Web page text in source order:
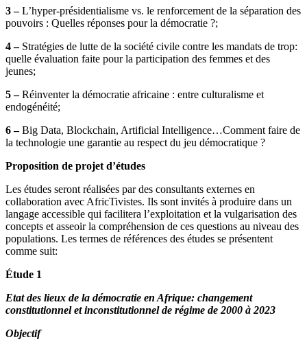
3 –L’hyper-présidentialisme vs. le renforcement de la séparation des
pouvoirs : Quelles réponses pour la démocratie ?;
4 –Stratégies de lutte de la société civile contre les mandats de trop:
quelle évaluation faite pour la participation des femmes et des
jeunes;
5 –Réinventer la démocratie africaine : entre culturalisme et
endogénéité;
6 –Big Data, Blockchain, Artificial Intelligence…Comment faire de
la technologie une garantie au respect du jeu démocratique ?
Proposition de projet d’études
Les études seront réalisées par des consultants externes en
collaboration avec AfricTivistes. Ils sont invités à produire dans un
langage accessible qui facilitera l’exploitation et la vulgarisation des
concepts et asseoir la compréhension de ces questions au niveau des
populations. Les termes de références des études se présentent
comme suit:
Étude 1
Etat des lieux de la démocratie en Afrique: changement
constitutionnel et inconstitutionnel de régime de 2000 à 2023
Objectif